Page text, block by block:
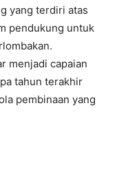
yang terdiri atas
pendukung untuk
menjadi capaian
tahun terakhir
pembinaan yang